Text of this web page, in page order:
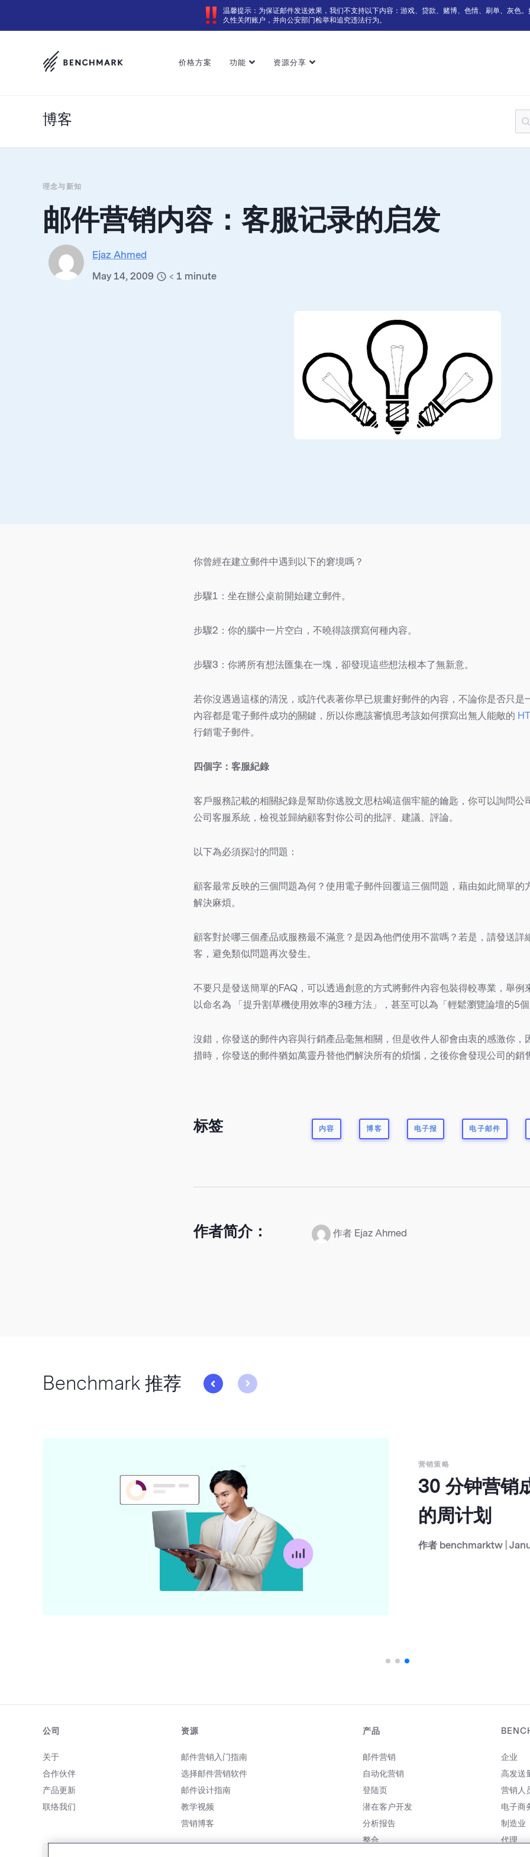
温馨提示：为保证邮件发送效果，我们不支持以下内容：游戏、贷款、赌博、色情、刷单、灰色
久性关闭账户，并向公安部门检举和追究违法行为。
价格方案 功能 资源分享
博客
理念与新知
邮件营销内容：客服记录的启发
Ejaz Ahmed
May 14, 2009
< 1 minute
你曾經在建立郵件中遇到以下的窘境嗎？
步驟1：坐在辦公桌前開始建立郵件。
步驟2：你的腦中一片空白，不曉得該撰寫何種內容。
步驟3：你將所有想法匯集在一塊，卻發現這些想法根本了無新意。
若你沒遇過這樣的清況，或許代表著你早已規畫好郵件的內容，不論你是否只是
內容都是電子郵件成功的關鍵，所以你應該審慎思考該如何撰寫出無人能敵的
行銷電子郵件。
四個字：客服紀錄
客戶服務記載的相關紀錄是幫助你逃脫文思枯竭這個牢籠的鑰匙，你可以詢問公
公司客服系統，檢視並歸納顧客對你公司的批評、建議、評論。
以下為必須探討的問題：
顧客最常反映的三個問題為何？使用電子郵件回覆這三個問題，藉由如此簡單的
解決麻煩。
顧客對於哪三個產品或服務最不滿意？是因為他們使用不當嗎？若是，請發送詳
客，避免類似問題再次發生。
不要只是發送簡單的FAQ，可以透過創意的方式將郵件內容包裝得較專業，舉例
以命名為 「提升割草機使用效率的3種方法」，甚至可以為「輕鬆瀏覽論壇的5
沒錯，你發送的郵件內容與行銷產品毫無相關，但是收件人卻會由衷的感激你，
措時，你發送的郵件猶如萬靈丹替他們解決所有的煩惱，之後你會發現公司的銷
标签 内容 博客 电子报 电子邮件
作者简介： 作者 Ejaz Ahmed
Benchmark 推荐
营销策略
30 分钟营销
的周计划
作者 benchmarktw
公司
关于
合作伙伴
产品更新
联络我们
资源
邮件营销入门指南
选择邮件营销软件
邮件设计指南
教学视频
营销博客
产品
邮件营销
自动化营销
登陆页
潜在客户开发
分析报告
整合
企业
高发送
营销人
电子商
制造业
代理